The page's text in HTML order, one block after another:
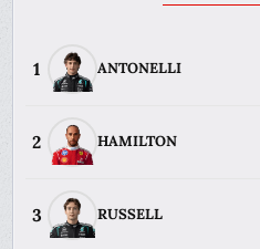
1 ANTONELLI
2 HAMILTON
3 RUSSELL